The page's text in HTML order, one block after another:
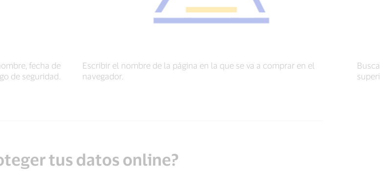
fecha de
de seguridad.
Escribir el nombre de la página en la que se va a comprar en el
navegador.
tus datos online?